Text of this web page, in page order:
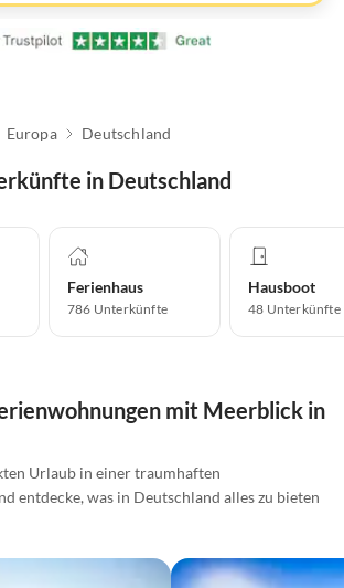
Europa Deutschland
in Deutschland
Ferienhaus
786 Unterkünfte
Hausboot
48 Unterkünfte
mit Meerblick in
Urlaub in einer traumhaften
entdecke, was in Deutschland alles zu bieten